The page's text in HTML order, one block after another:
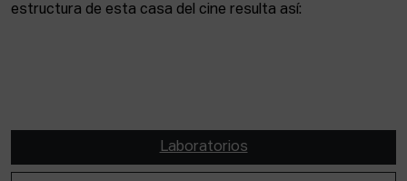
estructura de esta casa del cine resulta así:
Laboratorios